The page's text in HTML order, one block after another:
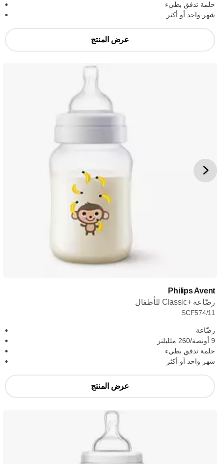
حلمة تدفق بطيء
شهر واحد أو أكثر
عرض المنتج
Philips Avent
رضّاعة Classic+‎ للأطفال
SCF574/11
رضّاعة
9 أونصة/260 ملليلتر
حلمة تدفق بطيء
شهر واحد أو أكثر
عرض المنتج